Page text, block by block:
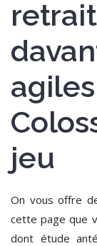
jeu
On vous offre
cette page que
dont étude